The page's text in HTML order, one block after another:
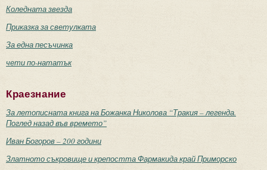
Коледната звезда
Приказка за светулката
За една песъчинка
чети по-нататък
Краезнание
За летописната книга на Божанка Николова “Тракия – легенда.
Поглед назад във времето”
Иван Богоров – 200 години
Златното съкровище и крепостта Фармакида край Приморско